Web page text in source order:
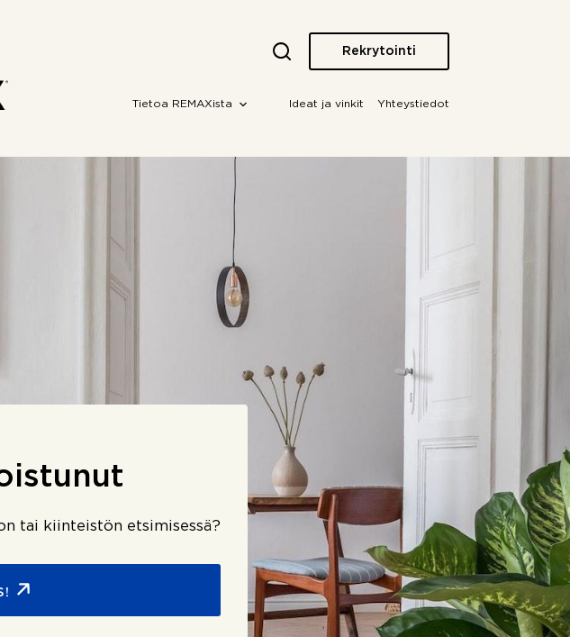
Rekrytointi
Tietoa REMAXista Ideat ja vinkit Yhteystiedot
tai kiinteistön etsimisessä?